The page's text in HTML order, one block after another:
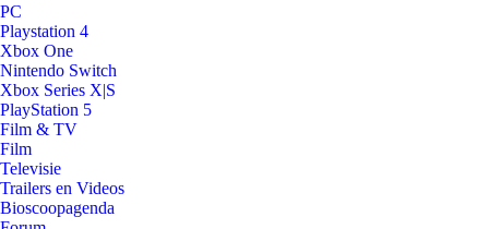
PC
Playstation 4
Xbox One
Nintendo Switch
Xbox Series X|S
PlayStation 5
Film & TV
Film
Televisie
Trailers en Videos
Bioscoopagenda